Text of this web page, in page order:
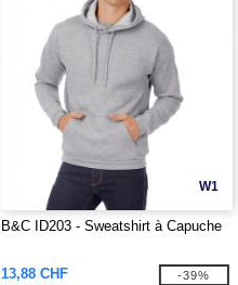
W1
B&C ID203 - Sweatshirt à Capuche
13,88 CHF -39%